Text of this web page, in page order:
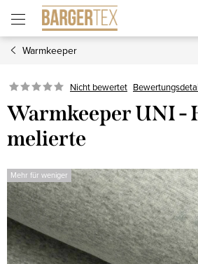
Inhalt
springen
Warmkeeper
Nicht bewertet
Warmkeeper UNI -
melierte
Mehr für weniger